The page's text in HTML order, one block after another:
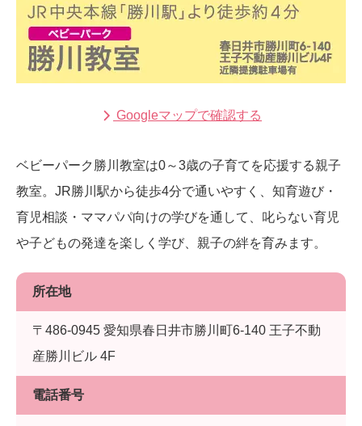
Googleマップで確認する
ベビーパーク勝川教室は0～3歳の子育てを応援する親子
教室。JR勝川駅から徒歩4分で通いやすく、知育遊び・
育児相談・ママパパ向けの学びを通して、叱らない育児
や子どもの発達を楽しく学び、親子の絆を育みます。
所在地
〒486-0945 愛知県春日井市勝川町6-140 王子不動
産勝川ビル 4F
電話番号